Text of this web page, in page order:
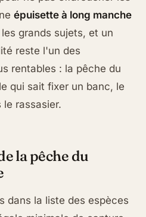
épuisette à long manche
grands sujets, et un
reste l'un des
rentables : la pêche du
qui sait fixer un banc, le
rassasier.
la pêche du
dans la liste des espèces